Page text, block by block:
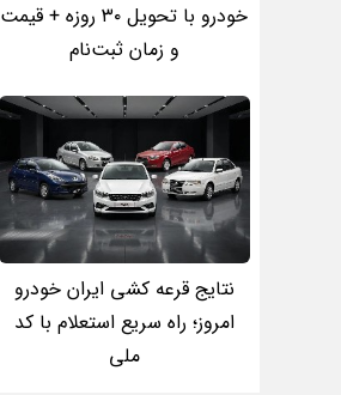
خودرو با تحویل ۳۰ روزه + قیمت
و زمان ثبت‌نام
نتایج قرعه کشی ایران خودرو
امروز؛ راه سریع استعلام با کد
ملی